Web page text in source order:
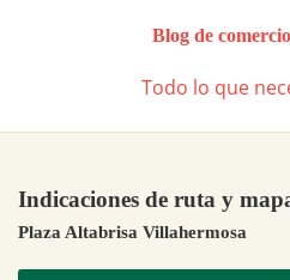
Blog de
Todo lo que
Indicaciones de ruta y
Plaza Altabrisa Villahermosa